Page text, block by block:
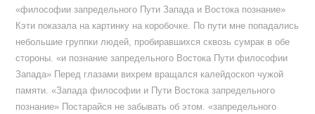
«философии запредельного Пути Запада и Востока познание»
Кэти показала на картинку на коробочке. По пути мне попадались
небольшие группки людей, пробиравшихся сквозь сумрак в обе
стороны. «и познание запредельного Востока Пути философии
Запада» Перед глазами вихрем вращался калейдоскоп чужой
памяти. «Запада философии и Пути Востока запредельного
познание» Постарайся не забывать об этом. «запредельного